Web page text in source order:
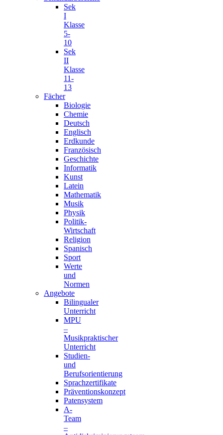
Sek
I
Klasse
5-
10
Sek
II
Klasse
11-
13
Fächer
Biologie
Chemie
Deutsch
Englisch
Erdkunde
Französisch
Geschichte
Informatik
Kunst
Latein
Mathematik
Musik
Physik
Politik-
Wirtschaft
Religion
Spanisch
Sport
Werte
und
Normen
Angebote
Bilingualer
Unterricht
MPU
–
Musikpraktischer
Unterricht
Studien-
und
Berufsorientierung
Sprachzertifikate
Präventionskonzept
Patensystem
A-
Team
–